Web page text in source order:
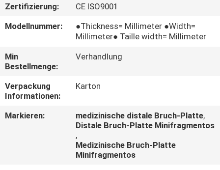
AUSFLUG
SIE
MIT
VERBINDUNG
Zertifizierung:
CE ISO9001
Modellnummer:
●Thickness= Millimeter ●Width=
Millimeter● Taille width= Millimeter
Min
Bestellmenge:
Verhandlung
Verpackung
Informationen:
Karton
Markieren: medizinische distale Bruch-Platte,
Distale Bruch-Platte Minifragmentos
,
Medizinische Bruch-Platte
Minifragmentos